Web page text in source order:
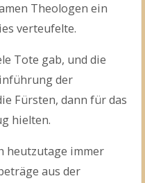
Theologen ein
verteufelte.
Tote gab, und die
der
Fürsten, dann für das
hielten.
heutzutage immer
aus der